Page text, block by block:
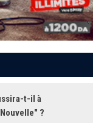
t-il à
?